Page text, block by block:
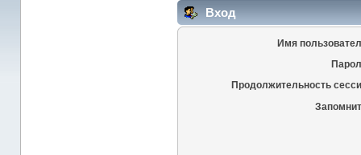
Вход
Имя
Продолжительность